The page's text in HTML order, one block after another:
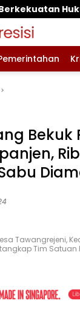
‎Polres
Bekuk
Tawangrejeni,
Tim Satuan